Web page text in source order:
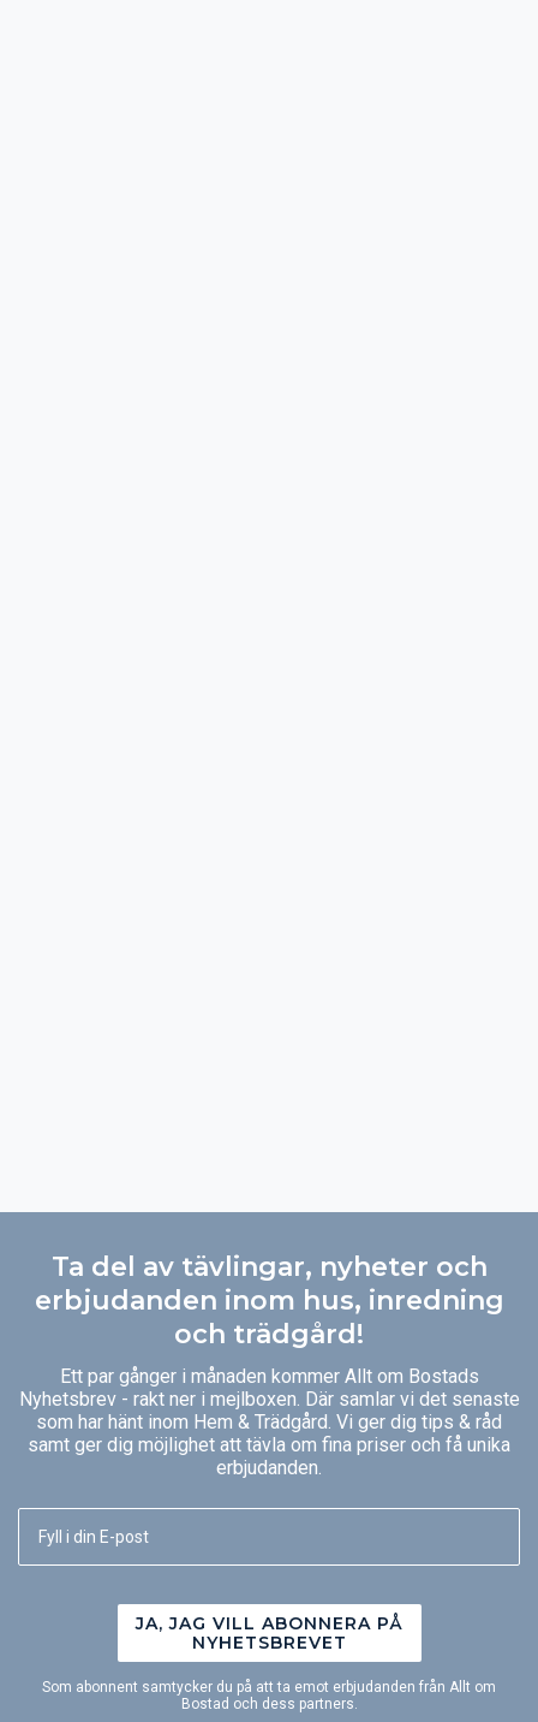
Ta del av tävlingar, nyheter och
erbjudanden inom hus, inredning
och trädgård!
Ett par gånger i månaden kommer Allt om Bostads
Nyhetsbrev - rakt ner i mejlboxen. Där samlar vi det senaste
som har hänt inom Hem & Trädgård. Vi ger dig tips & råd
samt ger dig möjlighet att tävla om fina priser och få unika
erbjudanden.
JA, JAG VILL ABONNERA PÅ
NYHETSBREVET
Som abonnent samtycker du på att ta emot erbjudanden från Allt om
Bostad och dess partners.